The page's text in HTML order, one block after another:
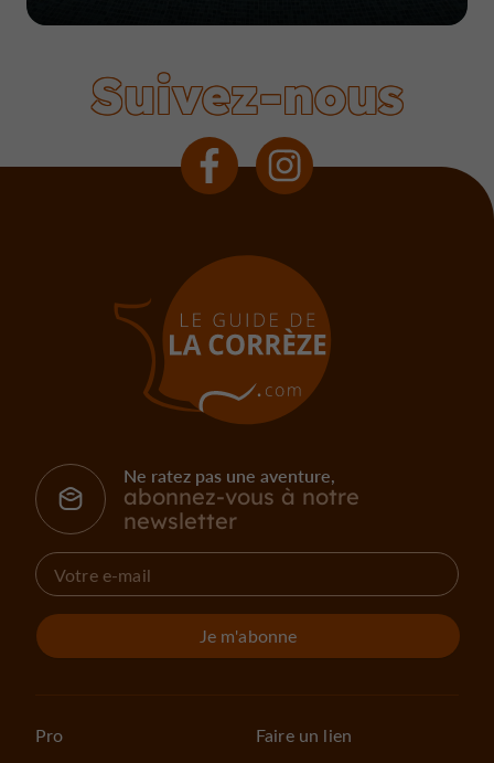
Suivez-nous
Ne ratez pas une aventure,
abonnez-vous à notre
newsletter
Je m'abonne
Pro Faire un lien